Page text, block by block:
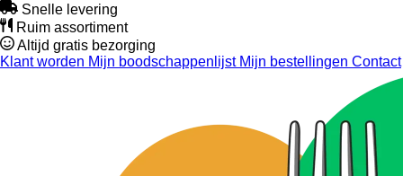
Snelle levering
Ruim assortiment
Altijd gratis bezorging
Klant worden Mijn boodschappenlijstMijn bestellingen Contact